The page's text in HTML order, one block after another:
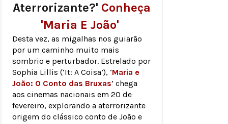
Aterrorizante?' Conheça
'Maria E João'
Desta vez, as migalhas nos guiarão
por um caminho muito mais
sombrio e perturbador. Estrelado por
Sophia Lillis (‘It: A Coisa’), ‘Maria e
João: O Conto das Bruxas’ chega
aos cinemas nacionais em 20 de
fevereiro, explorando a aterrorizante
origem do clássico conto de João e